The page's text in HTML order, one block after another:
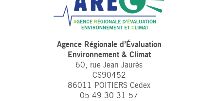
Agence Régionale d’Évaluation
Environnement & Climat
60, rue Jean Jaurès
CS90452
86011 POITIERS Cedex
05 49 30 31 57